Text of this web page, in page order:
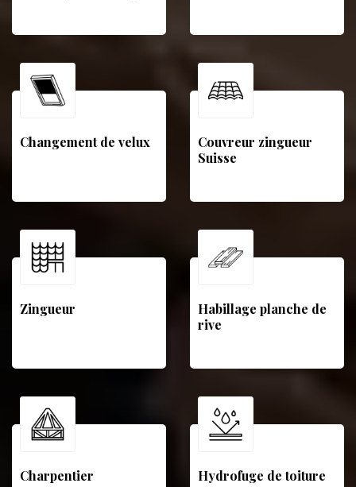
Changement de velux
Couvreur zingueur
Suisse
Zingueur
Habillage planche de
rive
Charpentier Hydrofuge de toiture